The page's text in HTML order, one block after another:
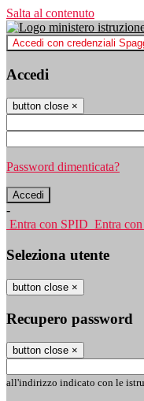
Salta al contenuto
Accedi con credenziali
Accedi
button close ×
Password dimenticata?
-
Entra con SPID Entra
Seleziona utente
button close ×
Recupero password
button close ×
all'indirizzo indicato con le